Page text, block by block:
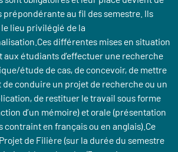
prépondérante au fil des semestre. Ils
lieu privilégié de la
différentes mises en situation
aux étudiants d’effectuer une recherche
étude de cas, de concevoir, de mettre
conduire un projet de recherche ou un
de restituer le travail sous forme
d’un mémoire) et orale (présentation
contraint en français ou en anglais).Ce
de Filière (sur la durée du semestre